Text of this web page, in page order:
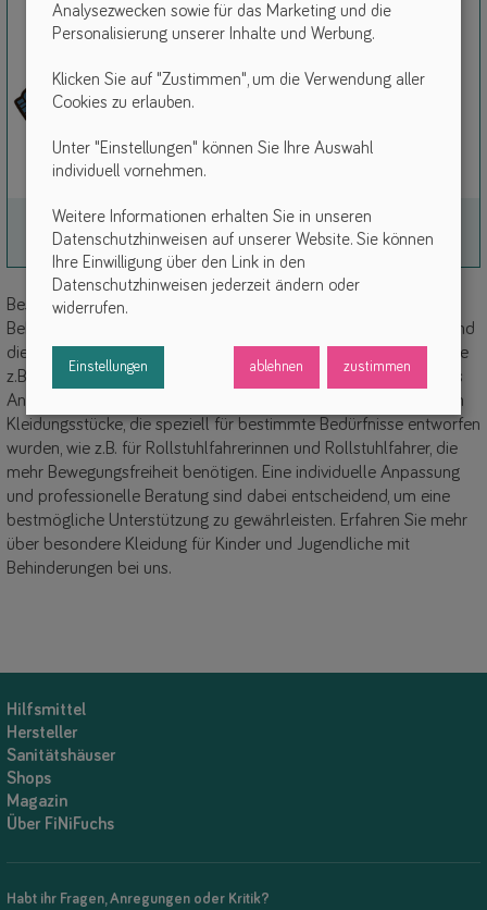
Oberkörper
Rollstuhljacken, Lätzchen & Tücher, …
Link
Unterkörper
Fußsäcke, Therapieschuhe, …
Besondere Kleidung für Kinder und Jugendliche mit
Behinderungen kann dazu beitragen, den Alltag zu erleichtern und
die Unabhängigkeit zu fördern. Speziell angepasste Kleidung, wie
z.B. mit Klettverschlüssen oder Reißverschlüssen, erleichtert das
An- und Ausziehen und kann den Komfort erhöhen. Es gibt auch
Kleidungsstücke, die speziell für bestimmte Bedürfnisse entworfen
wurden, wie z.B. für Rollstuhlfahrerinnen und Rollstuhlfahrer, die
mehr Bewegungsfreiheit benötigen. Eine individuelle Anpassung
und professionelle Beratung sind dabei entscheidend, um eine
bestmögliche Unterstützung zu gewährleisten. Erfahren Sie mehr
über besondere Kleidung für Kinder und Jugendliche mit
Behinderungen bei uns.
Hilfsmittel
Hersteller
Sanitätshäuser
Shops
Magazin
Über FiNiFuchs
Habt ihr Fragen, Anregungen oder Kritik?
Analysezwecken sowie für das Marketing und die
Personalisierung unserer Inhalte und Werbung.
Klicken Sie auf "Zustimmen", um die Verwendung aller
Cookies zu erlauben.
Unter "Einstellungen" können Sie Ihre Auswahl
individuell vornehmen.
Weitere Informationen erhalten Sie in unseren
Datenschutzhinweisen auf unserer Website. Sie können
Ihre Einwilligung über den Link in den
Datenschutzhinweisen jederzeit ändern oder
widerrufen.
Einstellungen ablehnen zustimmen